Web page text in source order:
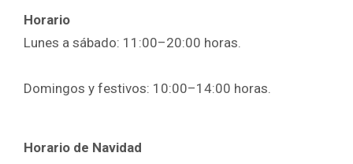
Horario
Lunes a sábado: 11:00–20:00 horas.
Domingos y festivos: 10:00–14:00 horas.
Horario de Navidad